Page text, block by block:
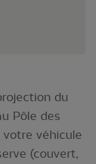
du
Pôle des
véhicule
(couvert,